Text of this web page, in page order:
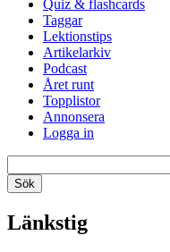
Quiz & flashcards
Taggar
Lektionstips
Artikelarkiv
Podcast
Året runt
Topplistor
Annonsera
Logga in
Länkstig